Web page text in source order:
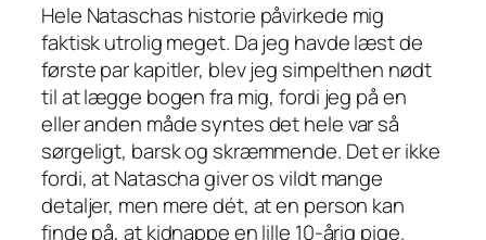
Hele Nataschas historie påvirkede mig
faktisk utrolig meget. Da jeg havde læst de
første par kapitler, blev jeg simpelthen nødt
til at lægge bogen fra mig, fordi jeg på en
eller anden måde syntes det hele var så
sørgeligt, barsk og skræmmende. Det er ikke
fordi, at Natascha giver os vildt mange
detaljer, men mere dét, at en person kan
finde på, at kidnappe en lille 10-årig pige.